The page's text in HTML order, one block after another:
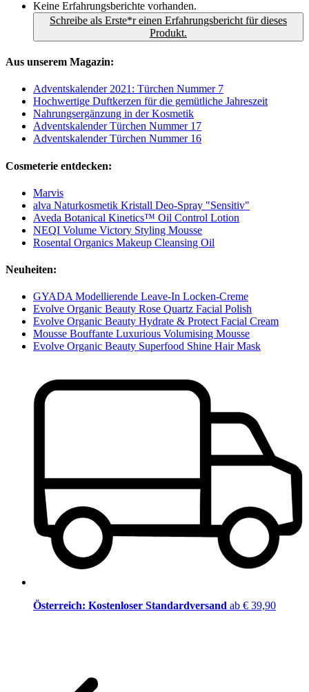
Keine Erfahrungsberichte vorhanden.
Schreibe als Erste*r einen Erfahrungsbericht für dieses
Produkt.
Aus unserem Magazin:
Adventskalender 2021: Türchen Nummer 7
Hochwertige Duftkerzen für die gemütliche Jahreszeit
Nahrungsergänzung in der Kosmetik
Adventskalender Türchen Nummer 17
Adventskalender Türchen Nummer 16
Cosmeterie entdecken:
Marvis
alva Naturkosmetik Kristall Deo-Spray "Sensitiv"
Aveda Botanical Kinetics™ Oil Control Lotion
NEQI Volume Victory Styling Mousse
Rosental Organics Makeup Cleansing Oil
Neuheiten:
GYADA Modellierende Leave-In Locken-Creme
Evolve Organic Beauty Rose Quartz Facial Polish
Evolve Organic Beauty Hydrate & Protect Facial Cream
Mousse Bouffante Luxurious Volumising Mousse
Evolve Organic Beauty Superfood Shine Hair Mask
Österreich: Kostenloser Standardversand ab € 39,90